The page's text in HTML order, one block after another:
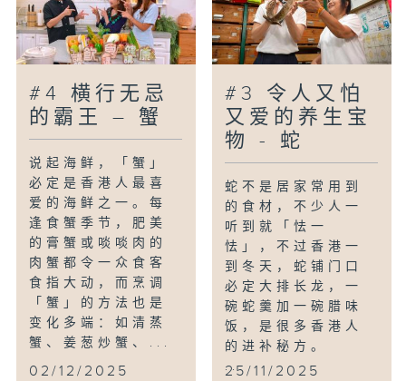
#4 横行无忌
的霸王 – 蟹
说起海鲜，「蟹」
必定是香港人最喜
爱的海鲜之一。每
逢食蟹季节，肥美
的膏蟹或啖啖肉的
肉蟹都令一众食客
食指大动，而烹调
「蟹」的方法也是
变化多端：如清蒸
蟹、姜葱炒蟹、...
02/12/2025
#3 令人又怕
又爱的养生宝
物 - 蛇
蛇不是居家常用到
的食材，不少人一
听到就「怯一
怯」，不过香港一
到冬天，蛇铺门口
必定大排长龙，一
碗蛇羹加一碗腊味
饭，是很多香港人
的进补秘方。
...
25/11/2025